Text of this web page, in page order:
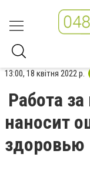
13:00, 18 квітня 2022 р.
Работа
наносит
здоровью